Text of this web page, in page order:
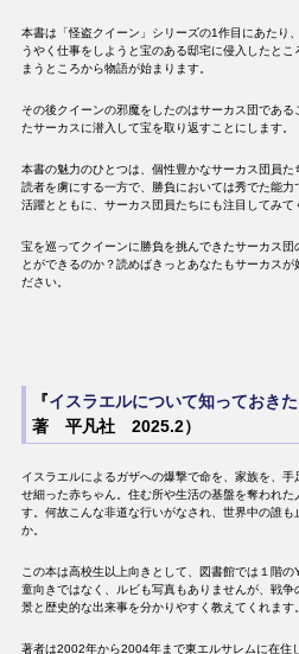
本書は「怪盗クイーン」シリーズの1作目にあたり
うやく仕事をしようと宝のある邸宅に侵入したと
まうところから物語が始まります。
その後クイーンの邪魔をしたのはサーカス団であ
たサーカスに潜入して宝を取り返すことにします。
本書の魅力のひとつは、個性豊かなサーカス団員
読者を虜にする一方で、勝負においては秀でた能
活躍とともに、サーカス団員たちにも注目してみて
宝を巡ってクイーンに勝負を挑んできたサーカス団
とができるのか？読めばきっとあなたもサーカス
ださい。
『イスラエルについて知っておき
著 平凡社 2025.2）
イスラエルによるガザへの爆撃で命を、家族を、
せ細った赤ちゃん。住む所や生活の基盤を奪われ
す。何故こんな非道な行いがなされ、世界中の誰
か。
この本は高校生以上向きとして、図書館では１階
童向きではなく、ルビも写真もありませんが、戦
景と歴史的な出来事を分かりやすく教えてくれます。
著者は2002年から2004年まで東エルサレムに在住